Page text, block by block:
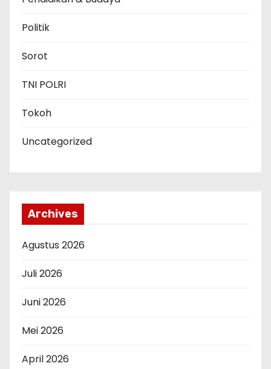
Politik
Sorot
TNI POLRI
Tokoh
Uncategorized
Archives
Agustus 2026
Juli 2026
Juni 2026
Mei 2026
April 2026